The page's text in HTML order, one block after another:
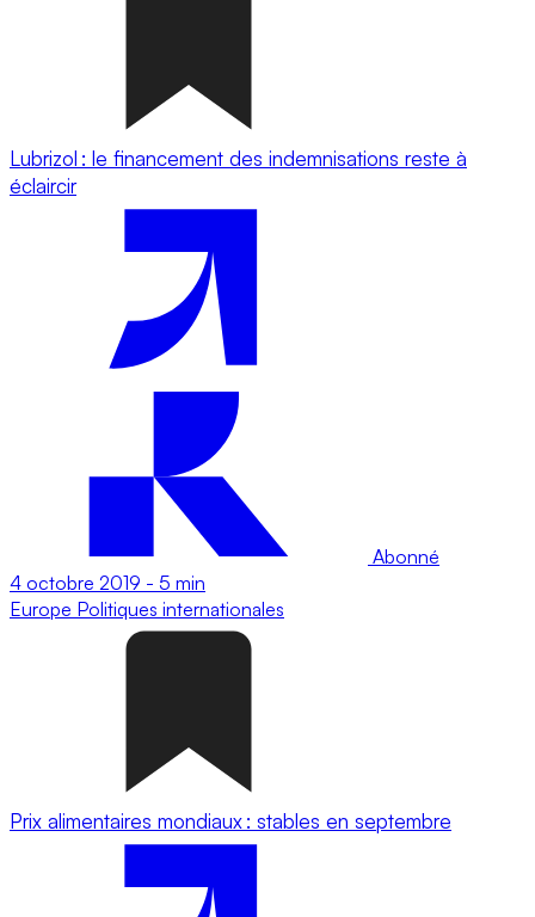
Lubrizol : le financement des indemnisations reste à
éclaircir
Abonné
4 octobre 2019 - 5 min
Europe Politiques internationales
Prix alimentaires mondiaux : stables en septembre